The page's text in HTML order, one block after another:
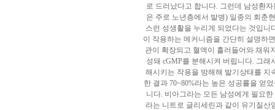
로 드러났다고 합니다. 그런데 남성환
은 주로 노년층에서 발병) 일종의 회춘
스런 성생활을 누리게 되었다는 것입니
이 작용하는 메커니즘을 간단히 설명하
관이 확장되고 혈액이 흘러들어와 채워
성돼 cGMP를 분해시켜 버립니다. 그
해시키는 작용을 방해해 발기상태를 지
한 결과 70~80%라는 높은 성공률을 얻
니다. 비아그라는 모든 남성에게 필요
라는 니트로 글리세린과 같이 유기질